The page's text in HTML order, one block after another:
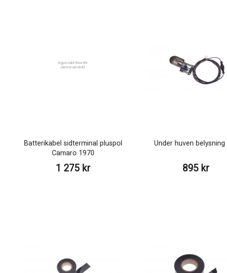
Batterikabel sidterminal pluspol
Camaro 1970
1 275 kr
Under huven belysning
895 kr